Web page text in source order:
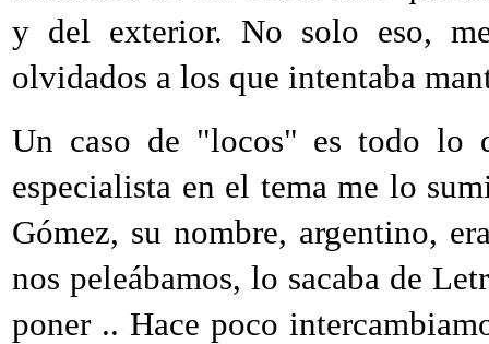
y del exterior. No solo eso,
olvidados a los que intentaba
Un caso de "locos" es todo lo
especialista en el tema me lo
Gómez, su nombre, argentino,
nos peleábamos, lo sacaba de
poner .. Hace poco